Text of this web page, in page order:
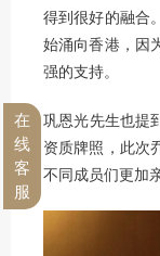
得到很好的融合
始涌向香港，因
强的支持。
巩恩光先生也提
资质牌照，此次
不同成员们更加
在
线
客
服